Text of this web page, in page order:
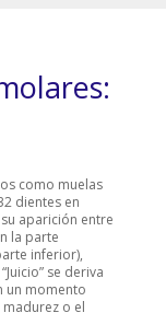
como muelas
dientes en
aparición entre
la parte
inferior),
se deriva
un momento
o el